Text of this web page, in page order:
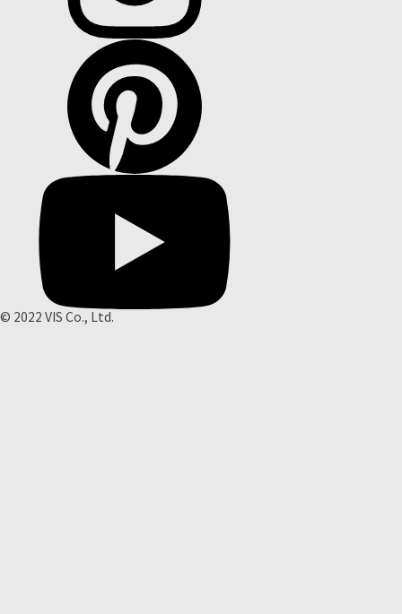
© 2022 VIS Co., Ltd.